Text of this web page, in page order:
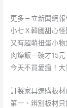
更多三立新聞網報
小七Ｘ韓國甜心
又有超萌扭蛋小
肉燥飯一碗才15
今天不買愛瘋！大
訂製家具選購板材
第一、辨別板材